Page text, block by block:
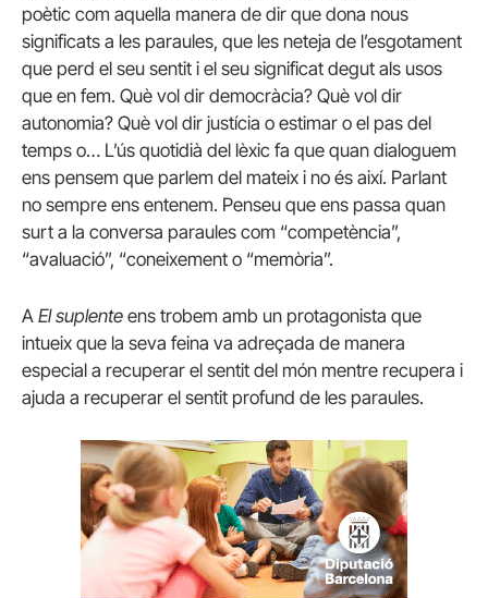
poètic com aquella manera de dir que dona nous
significats a les paraules, que les neteja de l’esgotament
que perd el seu sentit i el seu significat degut als usos
que en fem. Què vol dir democràcia? Què vol dir
autonomia? Què vol dir justícia o estimar o el pas del
temps o… L’ús quotidià del lèxic fa que quan dialoguem
ens pensem que parlem del mateix i no és així. Parlant
no sempre ens entenem. Penseu que ens passa quan
surt a la conversa paraules com “competència”,
“avaluació”, “coneixement o “memòria”.
A El suplente ens trobem amb un protagonista que
intueix que la seva feina va adreçada de manera
especial a recuperar el sentit del món mentre recupera i
ajuda a recuperar el sentit profund de les paraules.